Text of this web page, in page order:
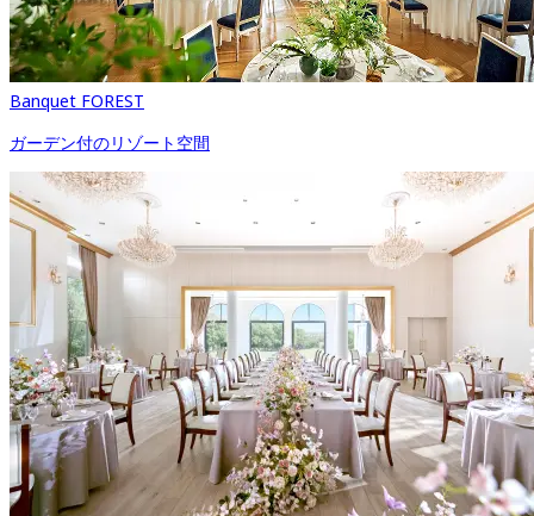
Banquet FOREST
ガーデン付のリゾート空間